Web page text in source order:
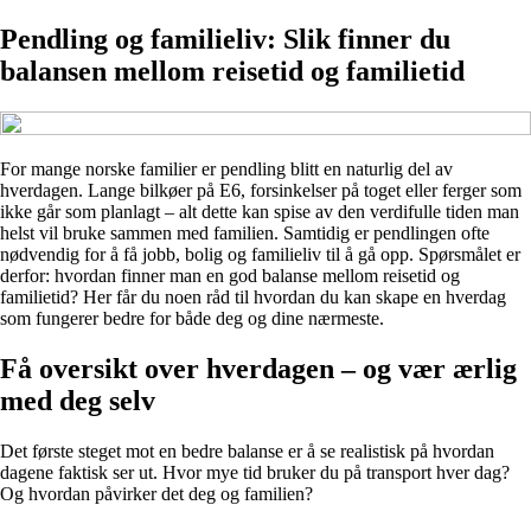
Pendling og familieliv: Slik finner du
balansen mellom reisetid og familietid
For mange norske familier er pendling blitt en naturlig del av
hverdagen. Lange bilkøer på E6, forsinkelser på toget eller ferger som
ikke går som planlagt – alt dette kan spise av den verdifulle tiden man
helst vil bruke sammen med familien. Samtidig er pendlingen ofte
nødvendig for å få jobb, bolig og familieliv til å gå opp. Spørsmålet er
derfor: hvordan finner man en god balanse mellom reisetid og
familietid? Her får du noen råd til hvordan du kan skape en hverdag
som fungerer bedre for både deg og dine nærmeste.
Få oversikt over hverdagen – og vær ærlig
med deg selv
Det første steget mot en bedre balanse er å se realistisk på hvordan
dagene faktisk ser ut. Hvor mye tid bruker du på transport hver dag?
Og hvordan påvirker det deg og familien?